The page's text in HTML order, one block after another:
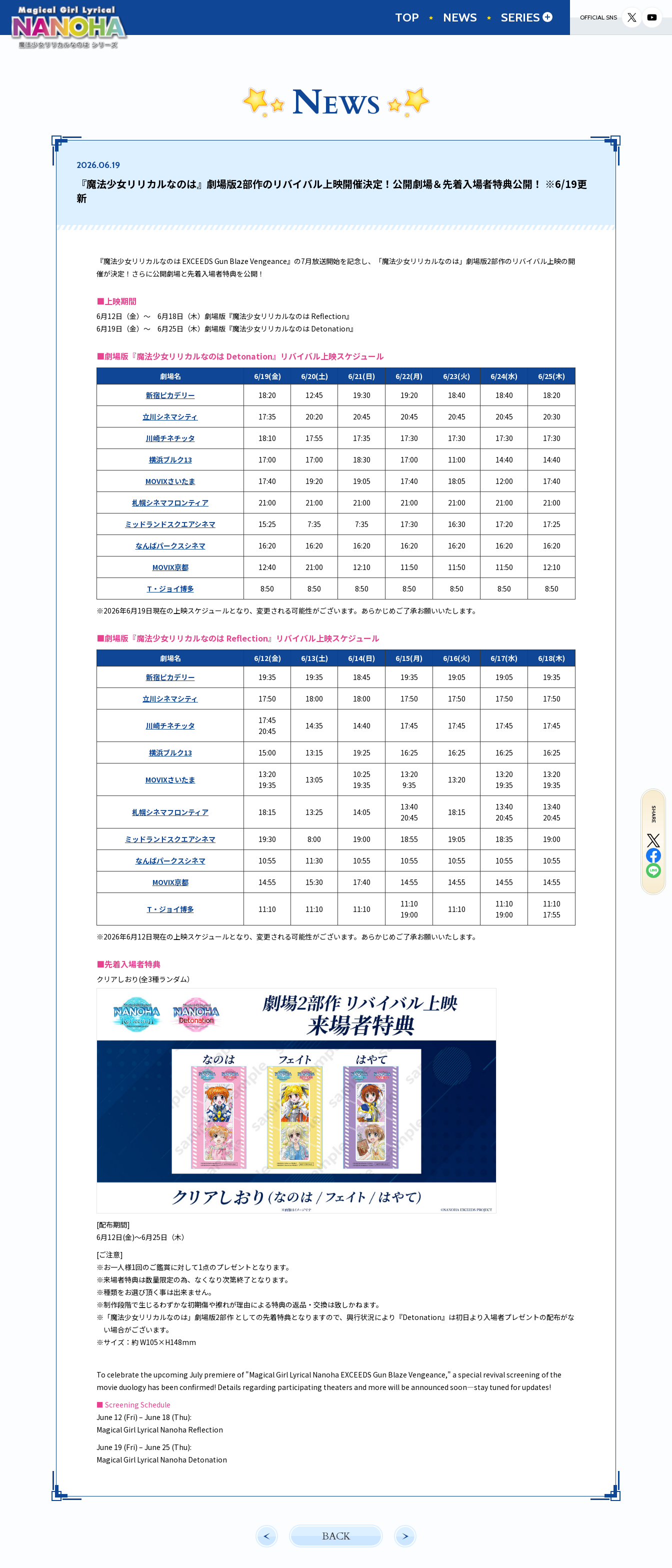
TOP NEWS SERIES OFFICIAL SNS
NEWS
2026.06.19
『魔法少女リリカルなのは』劇場版2部作のリバイバル上映開催決定！公開劇場＆先着入場者特典公開！ ※6/19更
新
『魔法少女リリカルなのは EXCEEDS Gun Blaze Vengeance』の7月放送開始を記念し、「魔法少女リリカルなのは」劇場版2部作のリバイバル上映の開
催が決定！さらに公開劇場と先着入場者特典を公開！
■上映期間
6月12日（金）～ 6月18日（木）劇場版『魔法少女リリカルなのは Reflection』
6月19日（金）～ 6月25日（木）劇場版『魔法少女リリカルなのは Detonation』
■劇場版『魔法少女リリカルなのは Detonation』リバイバル上映スケジュール
劇場名 6/19(金) 6/20(土) 6/21(日) 6/22(月) 6/23(火) 6/24(水)
6/25(木)
新宿ピカデリー
18:20 12:45 19:30 19:20 18:40 18:40 18:20
立川シネマシティ 17:35 20:20 20:45 20:45 20:45 20:45 20:30
川崎チネチッタ 18:10 17:55 17:35 17:30 17:30 17:30 17:30
横浜ブルク13 17:00 17:00 18:30 17:00 11:00 14:40 14:40
MOVIXさいたま 17:40 19:20 19:05 17:40 18:05 12:00 17:40
札幌シネマフロンティア 21:00 21:00 21:00 21:00 21:00 21:00 21:00
ミッドランドスクエアシネマ 15:25 7:35 7:35 17:30 16:30 17:20 17:25
なんばパークスシネマ 16:20 16:20 16:20 16:20 16:20 16:20 16:20
MOVIX京都 12:40 21:00 12:10 11:50 11:50 11:50 12:10
T・ジョイ博多 8:50 8:50 8:50 8:50 8:50 8:50 8:50
※2026年6月19日現在の上映スケジュールとなり、変更される可能性がございます。あらかじめご了承お願いいたします。
■劇場版『魔法少女リリカルなのは Reflection』リバイバル上映スケジュール
劇場名 6/12(金) 6/13(土) 6/14(日) 6/15(月) 6/16(火) 6/17(水)
6/18(木)
新宿ピカデリー
19:35 19:35 18:45 19:35 19:05 19:05 19:35
立川シネマシティ 17:50 18:00 18:00 17:50 17:50 17:50 17:50
川崎チネチッタ
17:45
20:45
14:35 14:40 17:45 17:45 17:45 17:45
横浜ブルク13 15:00 13:15 19:25 16:25 16:25 16:25 16:25
MOVIXさいたま
13:20
19:35
13:05
10:25
19:35
13:20
9:35
13:20
13:20
19:35
13:20
19:35
札幌シネマフロンティア 18:15 13:25 14:05
13:40
20:45
18:15
13:40
20:45
13:40
20:45
ミッドランドスクエアシネマ 19:30 8:00 19:00 18:55 19:05 18:35 19:00
なんばパークスシネマ 10:55 11:30 10:55 10:55 10:55 10:55 10:55
MOVIX京都 14:55 15:30 17:40 14:55 14:55 14:55 14:55
T・ジョイ博多 11:10 11:10 11:10
11:10
19:00
11:10
11:10
19:00
11:10
17:55
※2026年6月12日現在の上映スケジュールとなり、変更される可能性がございます。あらかじめご了承お願いいたします。
■先着入場者特典
クリアしおり(全3種ランダム）
[配布期間]
6月12日(金)～6月25日（木）
[ご注意]
※お一人様1回のご鑑賞に対して1点のプレゼントとなります。
※来場者特典は数量限定の為、なくなり次第終了となります。
※種類をお選び頂く事は出来ません。
※制作段階で生じるわずかな初期傷や擦れが理由による特典の返品・交換は致しかねます。
※「魔法少女リリカルなのは」劇場版2部作 としての先着特典となりますので、興行状況により『Detonation』は初日より入場者プレゼントの配布がな
い場合がございます。
※サイズ：約 W105×H148mm
To celebrate the upcoming July premiere of "Magical Girl Lyrical Nanoha EXCEEDS Gun Blaze Vengeance," a special revival screening of the
movie duology has been confirmed! Details regarding participating theaters and more will be announced soon—stay tuned for updates!
■ Screening Schedule
June 12 (Fri) – June 18 (Thu):
Magical Girl Lyrical Nanoha Reflection
June 19 (Fri) – June 25 (Thu):
Magical Girl Lyrical Nanoha Detonation
BACK
SHARE